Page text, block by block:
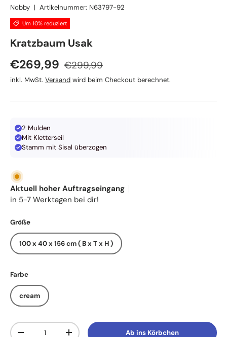
Nobby | Artikelnummer: N63797-92
Um 10% reduziert
Nobby
Kratzbaum Usak
Verkaufspreis
€269,99 Normaler Preis
€299,99
inkl. MwSt. Versand wird beim Checkout berechnet.
2 Mulden
Mit Kletterseil
Stamm mit Sisal überzogen
Aktuell hoher Auftragseingang
in 5-7 Werktagen bei dir!
Größe
100 x 40 x 156 cm ( B x T x H )
Farbe
cream
Anzahl
Ab ins Körbchen